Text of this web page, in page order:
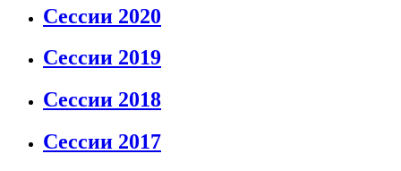
Сессии 2020
Сессии 2019
Сессии 2018
Сессии 2017